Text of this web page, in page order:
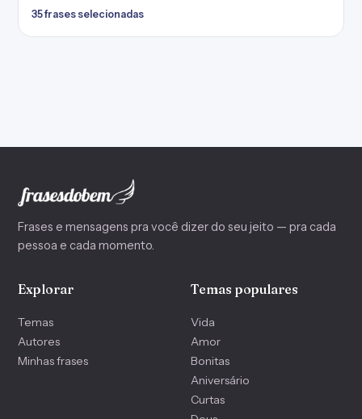
35 frases selecionadas
Frases e mensagens pra você dizer do seu jeito — pra cada
pessoa e cada momento.
Explorar
Temas
Autores
Minhas frases
Temas populares
Vida
Amor
Bonitas
Aniversário
Curtas